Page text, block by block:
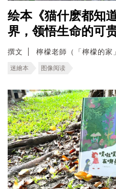
绘本《猫什麽都知
界，领悟生命的可
撰文 檸檬老師（「檸檬的家
迷繪本 图像阅读